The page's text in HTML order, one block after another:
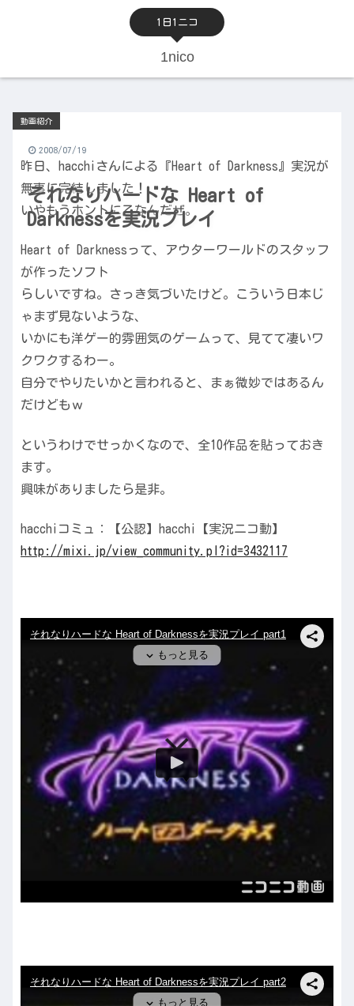
1日1ニコ
1nico
それなりハードな Heart of
Darknessを実況プレイ
動画紹介
2008/07/19
昨日、hacchiさんによる『Heart of Darkness』実況が
無事に完結しました！
いやもうホントに乙なんだぜ。
Heart of Darknessって、アウターワールドのスタッフ
が作ったソフト
らしいですね。さっき気づいたけど。こういう日本じ
ゃまず見ないような、
いかにも洋ゲー的雰囲気のゲームって、見てて凄いワ
クワクするわー。
自分でやりたいかと言われると、まぁ微妙ではあるん
だけどもｗ
というわけでせっかくなので、全10作品を貼っておき
ます。
興味がありましたら是非。
hacchiコミュ：【公認】hacchi【実況ニコ動】
http://mixi.jp/view_community.pl?id=3432117